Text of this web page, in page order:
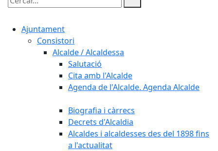
Cercar:
Ajuntament
Consistori
Alcalde / Alcaldessa
Salutació
Cita amb l'Alcalde
Agenda de l'Alcalde. Agenda Alcalde
Biografia i càrrecs
Decrets d'Alcaldia
Alcaldes i alcaldesses des del 1898 fins
a l'actualitat